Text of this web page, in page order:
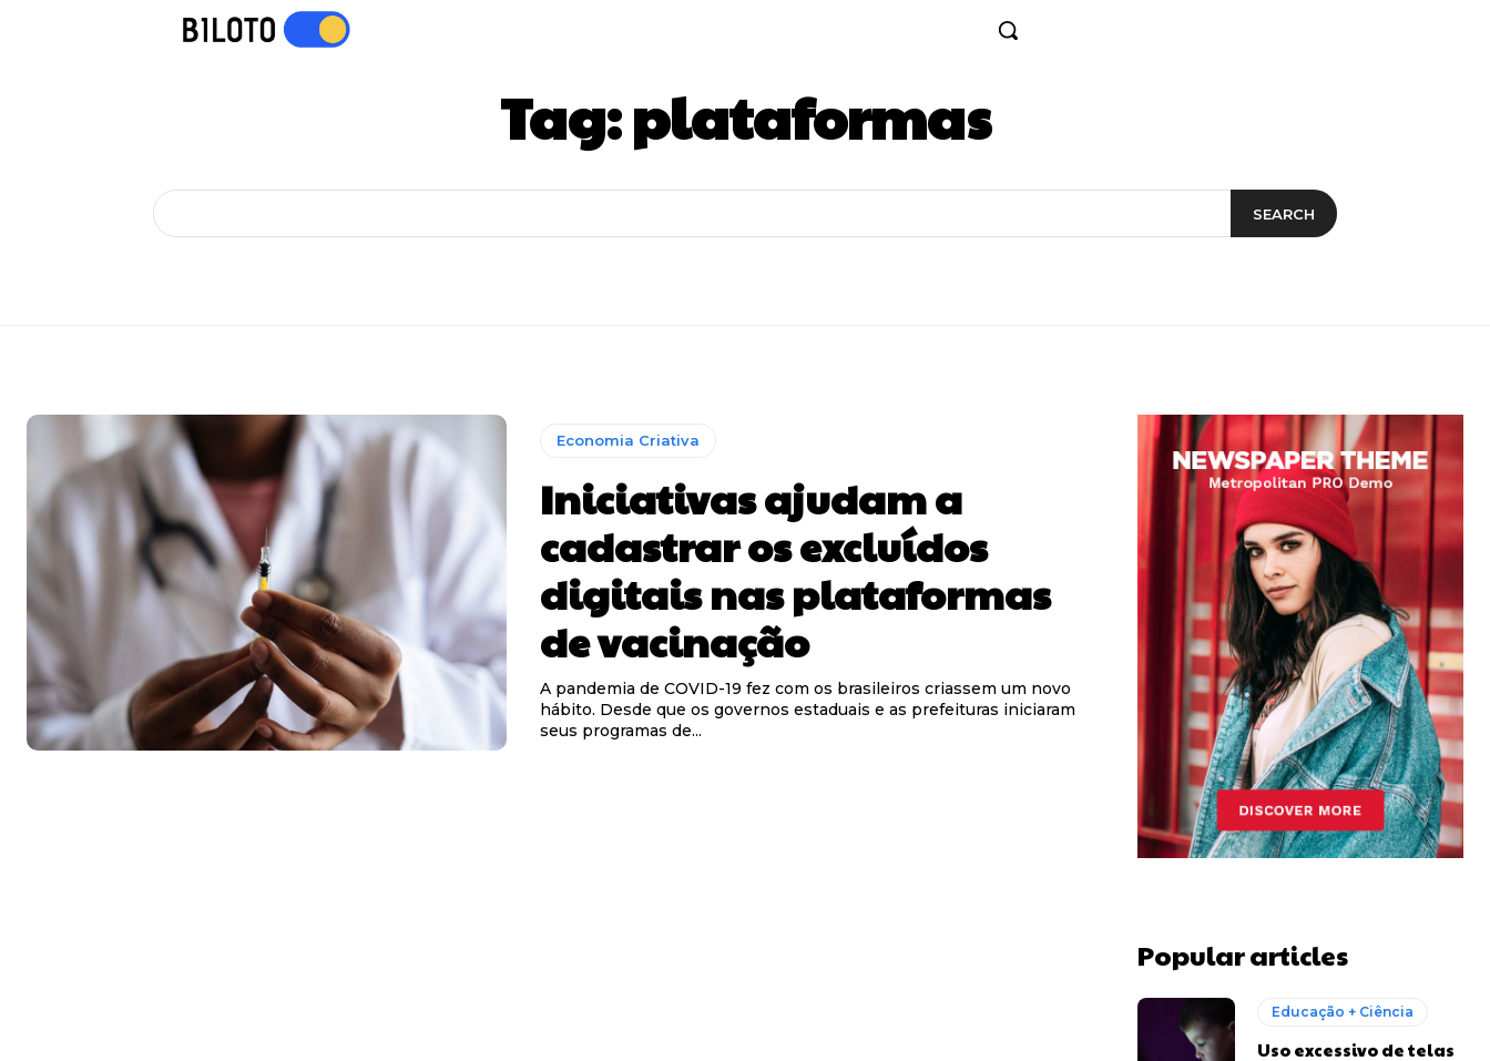
Tag:plataformas
SEARCH
Economia Criativa
Iniciativas ajudam a
cadastrar os excluídos
digitais nas plataformas
de vacinação
A pandemia de COVID-19 fez com os brasileiros criassem um novo
hábito. Desde que os governos estaduais e as prefeituras iniciaram
seus programas de...
Popular articles
Educação + Ciência
Uso excessivo de telas